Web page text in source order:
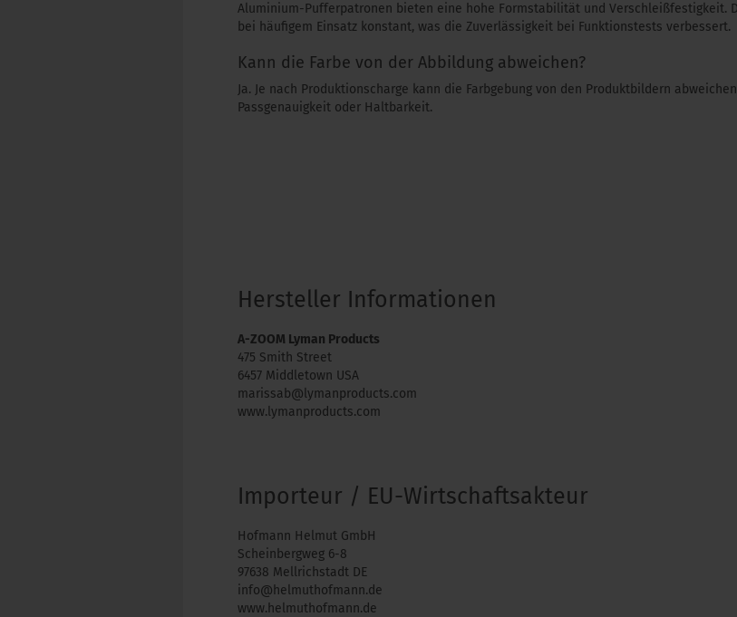
Aluminium-Pufferpatronen bieten eine hohe Formstabilität und Verschleißfestigkeit.
bei häufigem Einsatz konstant, was die Zuverlässigkeit bei Funktionstests verbessert.
Kann die Farbe von der Abbildung abweichen?
Ja. Je nach Produktionscharge kann die Farbgebung von den Produktbildern
Passgenauigkeit oder Haltbarkeit.
Hersteller Informationen
A-ZOOM Lyman Products
475 Smith Street
6457 Middletown USA
marissab@lymanproducts.com
www.lymanproducts.com
Importeur / EU-Wirtschaftsakteur
Hofmann Helmut GmbH
Scheinbergweg 6-8
97638 Mellrichstadt DE
info@helmuthofmann.de
www.helmuthofmann.de